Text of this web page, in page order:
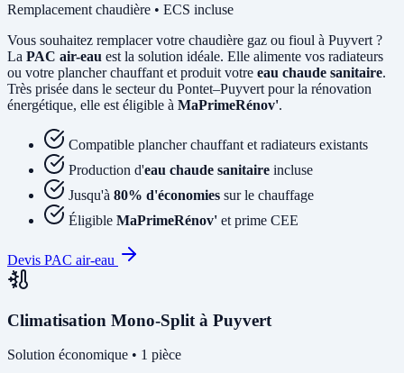
Remplacement chaudière • ECS incluse
Vous souhaitez remplacer votre chaudière gaz ou fioul à Puyvert ?
La PAC air-eau est la solution idéale. Elle alimente vos radiateurs
ou votre plancher chauffant et produit votre eau chaude sanitaire.
Très prisée dans le secteur du Pontet–Puyvert pour la rénovation
énergétique, elle est éligible à MaPrimeRénov'.
Compatible plancher chauffant et radiateurs existants
Production d'eau chaude sanitaire incluse
Jusqu'à 80% d'économies sur le chauffage
Éligible MaPrimeRénov' et prime CEE
Devis PAC air-eau
Climatisation Mono-Split à Puyvert
Solution économique • 1 pièce